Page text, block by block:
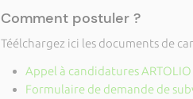
Comment postuler ?
Téélchargez ici les documents de
Appel à candidatures ARTOLIO
Formulaire de demande de